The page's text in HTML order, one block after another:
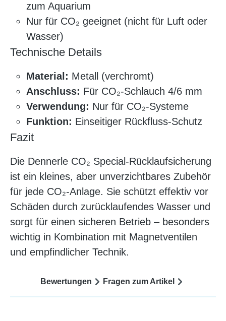
zum Aquarium
Nur für CO₂ geeignet (nicht für Luft oder
Wasser)
Technische Details
Material: Metall (verchromt)
Anschluss: Für CO₂-Schlauch 4/6 mm
Verwendung: Nur für CO₂-Systeme
Funktion: Einseitiger Rückfluss-Schutz
Fazit
Die Dennerle CO₂ Special-Rücklaufsicherung
ist ein kleines, aber unverzichtbares Zubehör
für jede CO₂-Anlage. Sie schützt effektiv vor
Schäden durch zurücklaufendes Wasser und
sorgt für einen sicheren Betrieb – besonders
wichtig in Kombination mit Magnetventilen
und empfindlicher Technik.
Bewertungen Fragen zum Artikel